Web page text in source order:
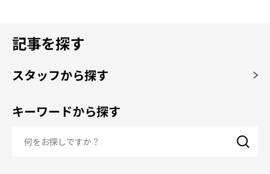
記事を探す
スタッフから探す
キーワードから探す